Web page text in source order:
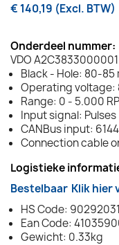
€ 140,19 (Excl. BTW)
Onderdeel nummer:
VDO A2C3833000001
Black - Hole: 80-85
Operating voltage:
Range: 0 - 5.000
Input signal: Pulses
CANBus input:
Connection cable
Logistieke
Bestelbaar Klik hier
HS Code: 90292031
Ean Code:
Gewicht: 0.33kg